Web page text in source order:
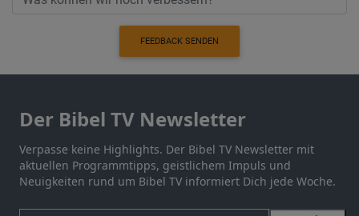
FEEDBACK SENDEN
Der Bibel TV Newsletter
Verpasse keine Highlights. Der Bibel TV Newsletter mit
aktuellen Programmtipps, geistlichem Impuls und
Neuigkeiten rund um Bibel TV informiert Dich jede Woche.